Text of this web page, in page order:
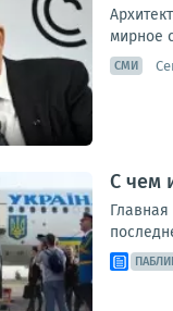
мирное
СМИ
С чем